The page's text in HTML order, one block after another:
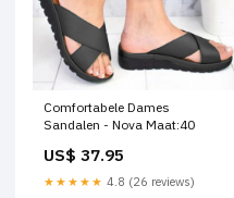
Comfortabele Dames
Sandalen - Nova Maat:40
US$ 37.95
★★★★★ 4.8 (26 reviews)